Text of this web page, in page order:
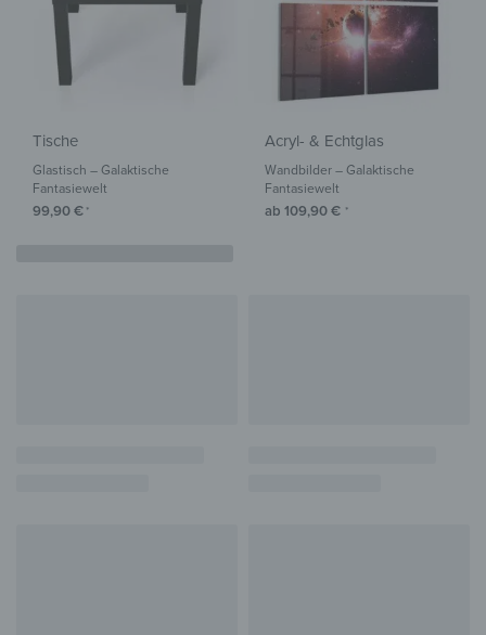
Tische
Glastisch – Galaktische
Fantasiewelt
99,90€ *
Acryl- & Echtglas
Wandbilder – Galaktische
Fantasiewelt
ab 109,90€ *